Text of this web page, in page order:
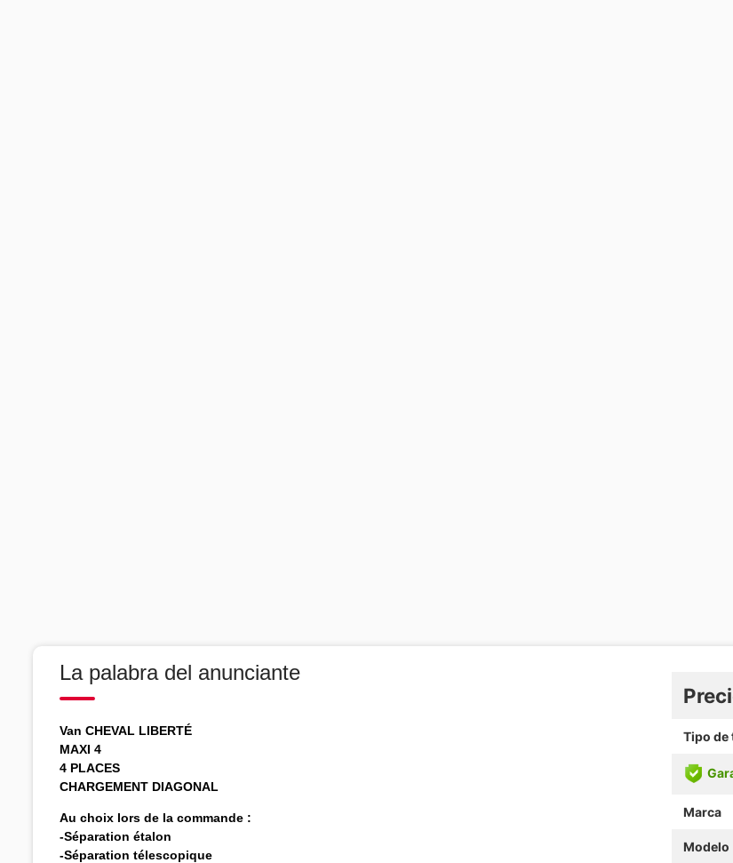
La palabra del anunciante
Van CHEVAL LIBERTÉ
MAXI 4
4 PLACES
CHARGEMENT DIAGONAL
Au choix lors de la commande :
-Séparation étalon
-Séparation télescopique
Tipo de
Marca
Modelo